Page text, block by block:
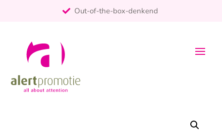
Out-of-the-box-denkend